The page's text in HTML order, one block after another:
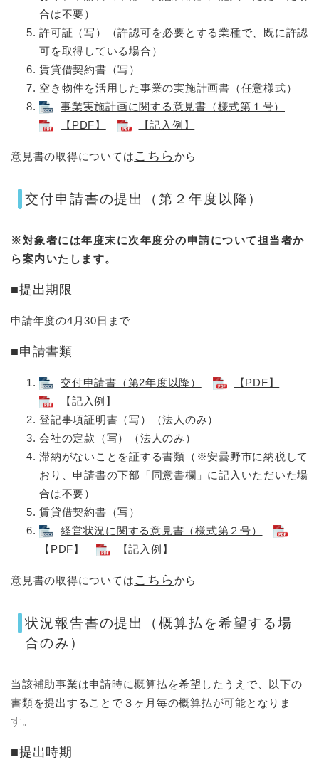
合は不要）
許可証（写）（許認可を必要とする業種で、既に許認
可を取得している場合）
賃貸借契約書（写）
空き物件を活用した事業の実施計画書（任意様式）
事業実施計画に関する意見書（様式第１号）
【PDF】
【記入例】
意見書の取得についてはこちら から
交付申請書の提出（第２年度以降）
※対象者には年度末に次年度分の申請について担当者か
ら案内いたします。
■​提出期限
申請年度の4月30日まで
■​申請書類
交付申請書（第2年度以降）
【PDF】
【記入例】
登記事項証明書（写）（法人のみ）
会社の定款（写）（法人のみ）
滞納がないことを証する書類（※安曇野市に納税して
おり、申請書の下部「同意書欄」に記入いただいた場
合は不要）
賃貸借契約書（写）
経営状況に関する意見書（様式第２号）
【PDF】
【記入例】
意見書の取得についてはこちら から
状況報告書の提出（概算払を希望する場
合のみ）
当該補助事業は申請時に概算払を希望したうえで、以下の
書類を提出することで３ヶ月毎の概算払が可能となりま
す。
■提出時期